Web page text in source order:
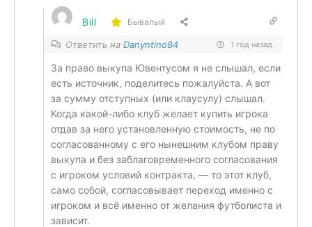
Bill Бывалый
Ответить на Danyntino84 1 год назад
За право выкупа Ювентусом я не слышал, если
есть источник, поделитесь пожалуйста. А вот
за сумму отступных (или клаусулу) слышал.
Когда какой-либо клуб желает купить игрока
отдав за него установленную стоимость, не по
согласованному с его нынешним клубом праву
выкупа и без заблаговременного согласования
с игроком условий контракта, — то этот клуб,
само собой, согласовывает переход именно с
игроком и всё именно от желания футболиста и
зависит.